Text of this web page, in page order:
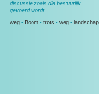
discussie zoals die bestuurlijk
gevoerd wordt.
weg - Boom - trots - weg - landschap